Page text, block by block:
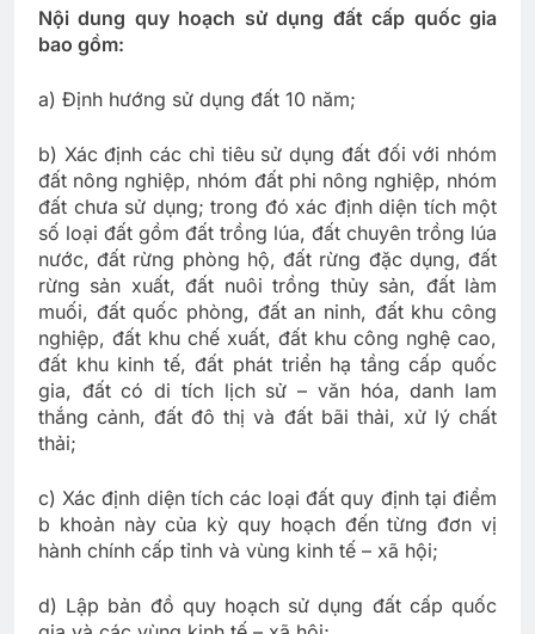
Nội dung quy hoạch sử dụng đất cấp quốc gia
bao gồm:
a) Định hướng sử dụng đất 10 năm;
b) Xác định các chỉ tiêu sử dụng đất đối với nhóm
đất nông nghiệp, nhóm đất phi nông nghiệp, nhóm
đất chưa sử dụng; trong đó xác định diện tích một
số loại đất gồm đất trồng lúa, đất chuyên trồng lúa
nước, đất rừng phòng hộ, đất rừng đặc dụng, đất
rừng sản xuất, đất nuôi trồng thủy sản, đất làm
muối, đất quốc phòng, đất an ninh, đất khu công
nghiệp, đất khu chế xuất, đất khu công nghệ cao,
đất khu kinh tế, đất phát triển hạ tầng cấp quốc
gia, đất có di tích lịch sử – văn hóa, danh lam
thắng cảnh, đất đô thị và đất bãi thải, xử lý chất
thải;
c) Xác định diện tích các loại đất quy định tại điểm
b khoản này của kỳ quy hoạch đến từng đơn vị
hành chính cấp tỉnh và vùng kinh tế – xã hội;
d) Lập bản đồ quy hoạch sử dụng đất cấp quốc